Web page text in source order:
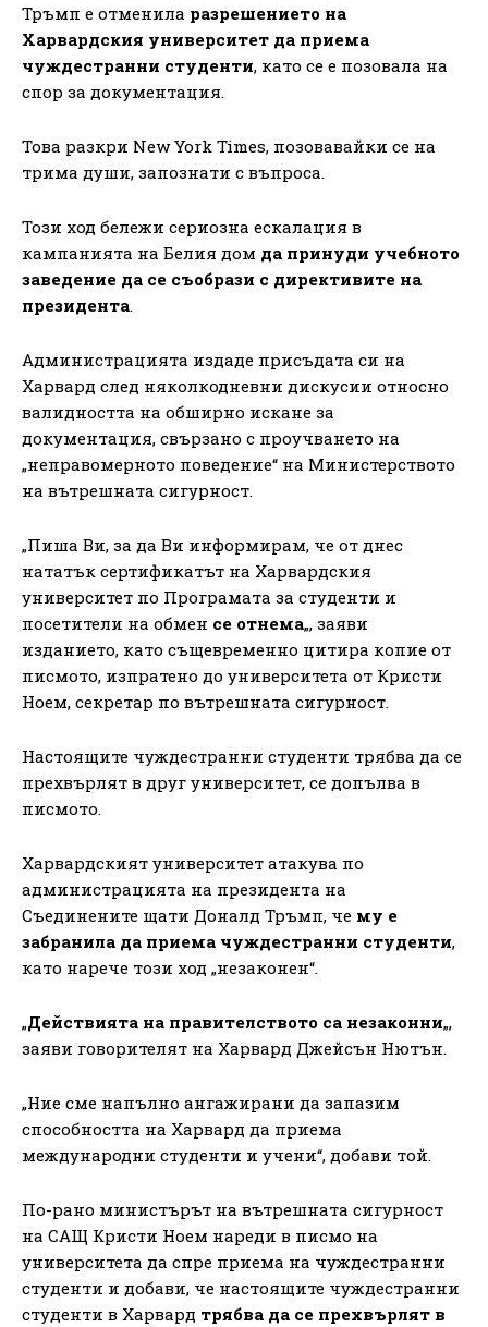
Тръмп е отменила разрешението на
Харвардския университет да приема
чуждестранни студенти, като се е позовала на
спор за документация.
Това разкри New York Times, позовавайки се на
трима души, запознати с въпроса.
Този ход бележи сериозна ескалация в
кампанията на Белия дом да принуди учебното
заведение да се съобрази с директивите на
президента.
Администрацията издаде присъдата си на
Харвард след няколкодневни дискусии относно
валидността на обширно искане за
документация, свързано с проучването на
„неправомерното поведение“ на Министерството
на вътрешната сигурност.
„Пиша Ви, за да Ви информирам, че от днес
нататък сертификатът на Харвардския
университет по Програмата за студенти и
посетители на обмен се отнема„, заяви
изданието, като същевременно цитира копие от
писмото, изпратено до университета от Кристи
Ноем, секретар по вътрешната сигурност.
Настоящите чуждестранни студенти трябва да се
прехвърлят в друг университет, се допълва в
писмото.
Харвардският университет атакува по
администрацията на президента на
Съединените щати Доналд Тръмп, че му е
забранила да приема чуждестранни студенти,
като нарече този ход „незаконен“.
„Действията на правителството са незаконни„,
заяви говорителят на Харвард Джейсън Нютън.
„Ние сме напълно ангажирани да запазим
способността на Харвард да приема
международни студенти и учени“, добави той.
По-рано министърът на вътрешната сигурност
на САЩ Кристи Ноем нареди в писмо на
университета да спре приема на чуждестранни
студенти и добави, че настоящите чуждестранни
студенти в Харвард трябва да се прехвърлят в